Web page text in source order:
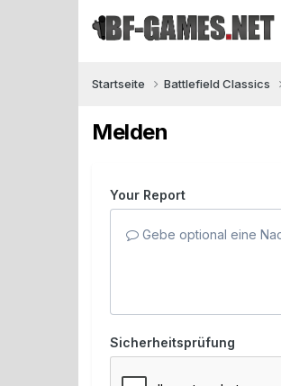
Startseite Battlefield Classics
Melden
Your Report
Gebe optional eine
Sicherheitsprüfung